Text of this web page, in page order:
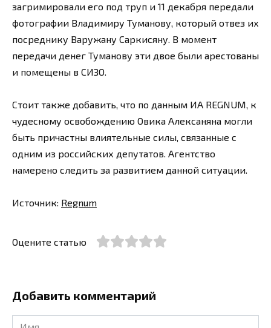
загримировали его под труп и 11 декабря передали
фотографии Владимиру Туманову, который отвез их
посреднику Варужану Саркисяну. В момент
передачи денег Туманову эти двое были арестованы
и помещены в СИЗО.
Стоит также добавить, что по данным ИА REGNUM, к
чудесному освобождению Овика Алексаняна могли
быть причастны влиятельные силы, связанные с
одним из российских депутатов. Агентство
намерено следить за развитием данной ситуации.
Источник: Regnum
Оцените статью
Добавить комментарий
Имя